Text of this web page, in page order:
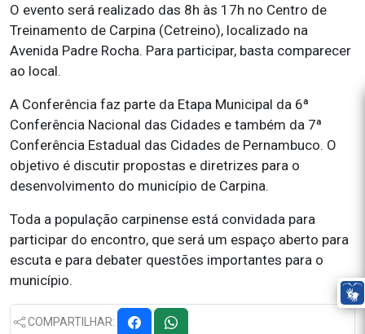
O evento será realizado das 8h às 17h no Centro de
Treinamento de Carpina (Cetreino), localizado na
Avenida Padre Rocha. Para participar, basta comparecer
ao local.
A Conferência faz parte da Etapa Municipal da 6ª
Conferência Nacional das Cidades e também da 7ª
Conferência Estadual das Cidades de Pernambuco. O
objetivo é discutir propostas e diretrizes para o
desenvolvimento do município de Carpina.
Toda a população carpinense está convidada para
participar do encontro, que será um espaço aberto para
escuta e para debater questões importantes para o
município.
COMPARTILHAR: